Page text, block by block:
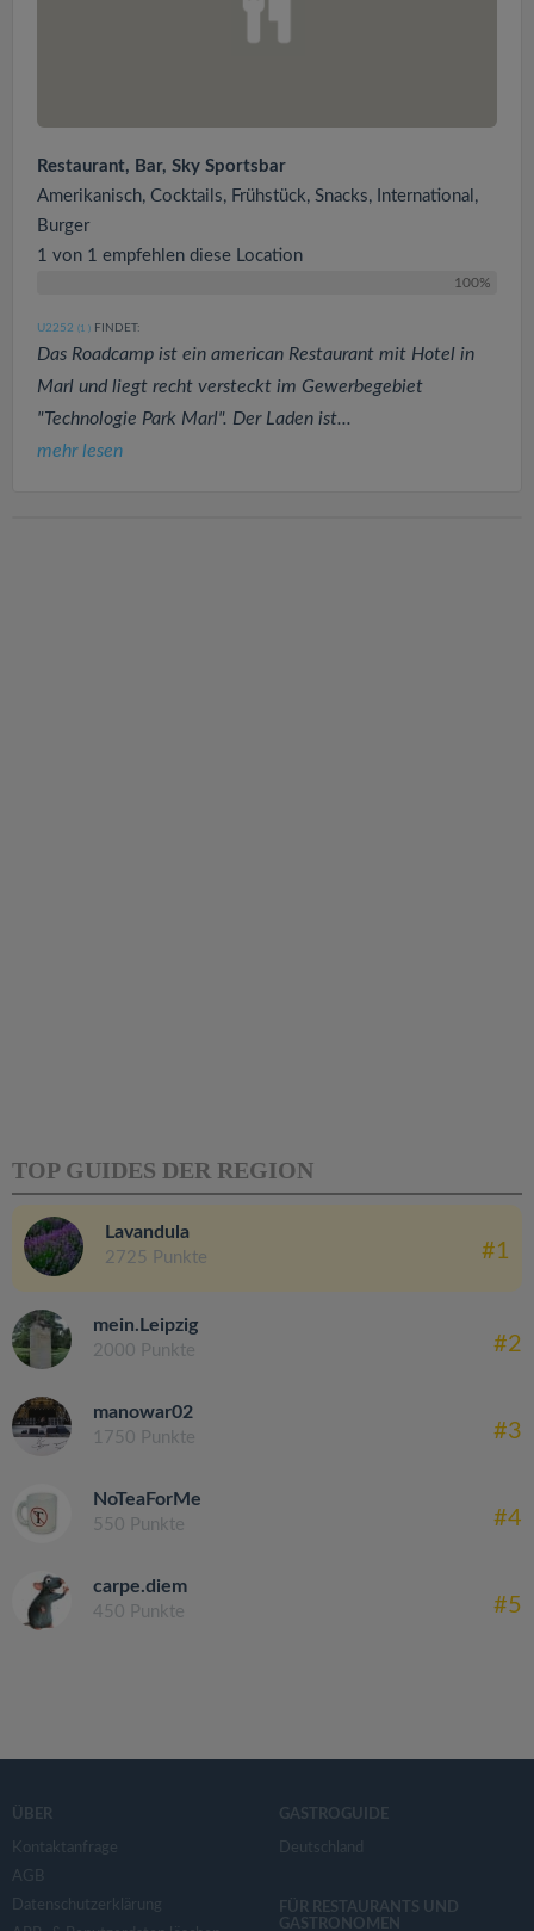
Restaurant, Bar, Sky Sportsbar
Amerikanisch, Cocktails, Frühstück, Snacks, International,
Burger
1 von 1 empfehlen diese Location
100%
U2252 (1 ) FINDET:
Das Roadcamp ist ein american Restaurant mit Hotel in
Marl und liegt recht versteckt im Gewerbegebiet
"Technologie Park Marl". Der Laden ist...
mehr lesen
TOP GUIDES DER REGION
Lavandula
2725 Punkte #1
mein.Leipzig
2000 Punkte #2
manowar02
1750 Punkte #3
NoTeaForMe
550 Punkte #4
carpe.diem
450 Punkte #5
ÜBER
Kontaktanfrage
AGB
Datenschutzerklärung
GASTROGUIDE
Deutschland
FÜR RESTAURANTS UND
GASTRONOMEN